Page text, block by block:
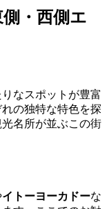
・西側エ
なスポットが豊富
の独特な特色を探
名所が並ぶこの街
イトーヨーカドーな